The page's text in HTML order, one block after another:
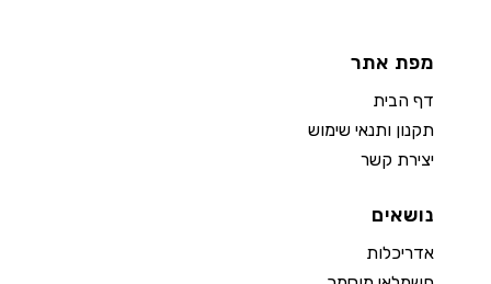
מפת אתר
דף הבית
תקנון ותנאי שימוש
יצירת קשר
נושאים
אדריכלות